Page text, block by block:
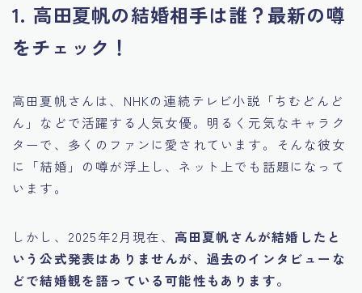
1. 高田夏帆の結婚相手は誰？最新の噂
をチェック！
高田夏帆さんは、NHKの連続テレビ小説「ちむどんど
ん」などで活躍する人気女優。明るく元気なキャラク
ターで、多くのファンに愛されています。そんな彼女
に「結婚」の噂が浮上し、ネット上でも話題になって
います。
しかし、2025年2月現在、 高田夏帆さんが結婚したと
いう公式発表はありませんが、過去のインタビューな
どで結婚観を語っている可能性もあります。